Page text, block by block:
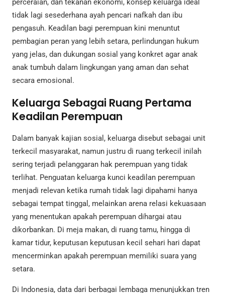
perceraian, dan tekanan ekonomi, konsep keluarga ideal
tidak lagi sesederhana ayah pencari nafkah dan ibu
pengasuh. Keadilan bagi perempuan kini menuntut
pembagian peran yang lebih setara, perlindungan hukum
yang jelas, dan dukungan sosial yang konkret agar anak
anak tumbuh dalam lingkungan yang aman dan sehat
secara emosional.
Keluarga Sebagai Ruang Pertama
Keadilan Perempuan
Dalam banyak kajian sosial, keluarga disebut sebagai unit
terkecil masyarakat, namun justru di ruang terkecil inilah
sering terjadi pelanggaran hak perempuan yang tidak
terlihat. Penguatan keluarga kunci keadilan perempuan
menjadi relevan ketika rumah tidak lagi dipahami hanya
sebagai tempat tinggal, melainkan arena relasi kekuasaan
yang menentukan apakah perempuan dihargai atau
dikorbankan. Di meja makan, di ruang tamu, hingga di
kamar tidur, keputusan keputusan kecil sehari hari dapat
mencerminkan apakah perempuan memiliki suara yang
setara.
Di Indonesia, data dari berbagai lembaga menunjukkan tren